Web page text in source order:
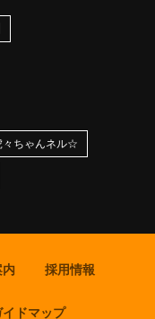
々ちゃんネル☆
採用情報
イドマップ